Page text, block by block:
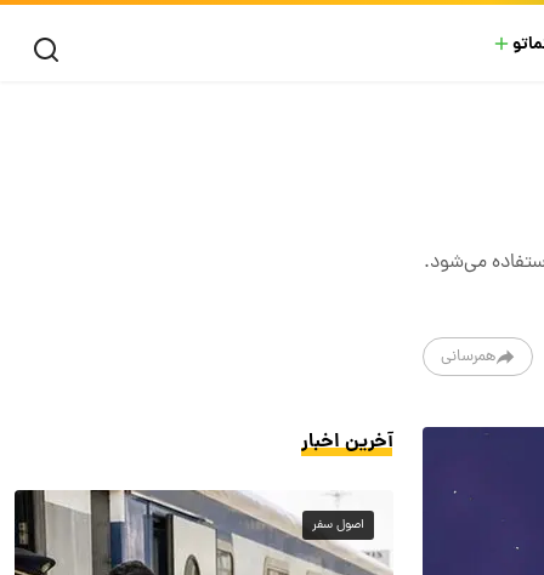
می‌شود.
همرسانی
آخرین اخبار
اصول سفر